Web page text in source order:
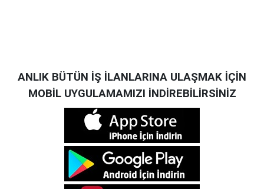
ANLIK BÜTÜN İŞ İLANLARINA ULAŞMAK İÇİN
MOBİL UYGULAMAMIZI İNDİREBİLİRSİNİZ